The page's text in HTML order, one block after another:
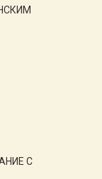
С